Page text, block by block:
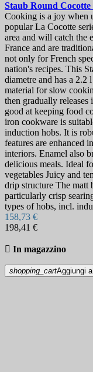
Staub Round
Cooking is a joy when
popular La Cocotte
area and will catch the
France and are
not only for French
nation's recipes. This
diametre and has a 2.2
material for slow
then gradually
good at keeping food
iron cookware is
induction hobs. It is
features are enhanced
interiors. Enamel also
delicious meals. Ideal
vegetables Juicy and
drip structure The matt
particularly crisp
types of hobs, incl.
158,73 €
198,41 €
 In magazzino
shopping_cartAggiungi